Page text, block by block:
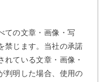
ての文章・画像・写
禁じます。当社の承諾
れている文章・画像・
判明した場合、使用の